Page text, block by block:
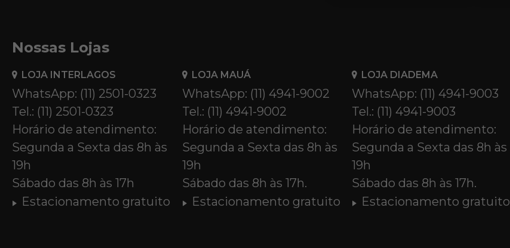
Nossas Lojas
LOJA INTERLAGOS
WhatsApp: (11) 2501-0323
Tel.: (11) 2501-0323
Horário de atendimento:
Segunda a Sexta das 8h às
19h
Sábado das 8h às 17h
Estacionamento gratuito
LOJA MAUÁ
WhatsApp: (11) 4941-9002
Tel.: (11) 4941-9002
Horário de atendimento:
Segunda a Sexta das 8h às
19h
Sábado das 8h às 17h.
Estacionamento gratuito
LOJA DIADEMA
WhatsApp: (11) 4941-9003
Tel.: (11) 4941-9003
Horário de atendimento:
Segunda a Sexta das 8h às
19h
Sábado das 8h às 17h.
Estacionamento gratuito